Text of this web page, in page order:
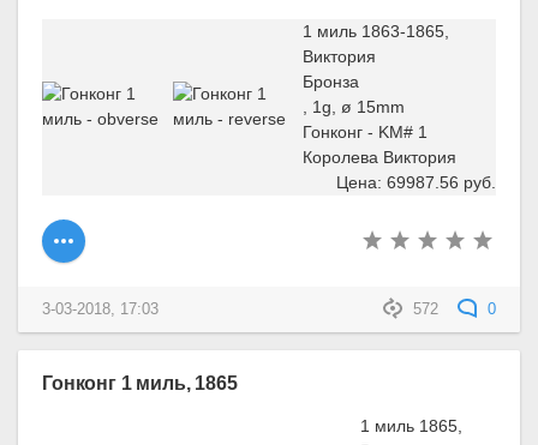
1 миль 1863-1865,
Виктория
Бронза
, 1g, ø 15mm
Гонконг - KM# 1
Королева Виктория
Цена: 69987.56 руб.
572 0
3-03-2018, 17:03
Гонконг 1 миль, 1865
1 миль 1865,